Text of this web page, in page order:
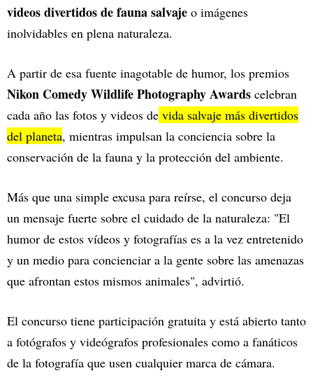
videos divertidos de fauna salvaje o imágenes
inolvidables en plena naturaleza.
A partir de esa fuente inagotable de humor, los premios
Nikon Comedy Wildlife Photography Awards celebran
cada año las fotos y videos de vida salvaje más divertidos
del planeta, mientras impulsan la conciencia sobre la
conservación de la fauna y la protección del ambiente.
Más que una simple excusa para reírse, el concurso deja
un mensaje fuerte sobre el cuidado de la naturaleza: "El
humor de estos vídeos y fotografías es a la vez entretenido
y un medio para concienciar a la gente sobre las amenazas
que afrontan estos mismos animales", advirtió.
El concurso tiene participación gratuita y está abierto tanto
a fotógrafos y videógrafos profesionales como a fanáticos
de la fotografía que usen cualquier marca de cámara.